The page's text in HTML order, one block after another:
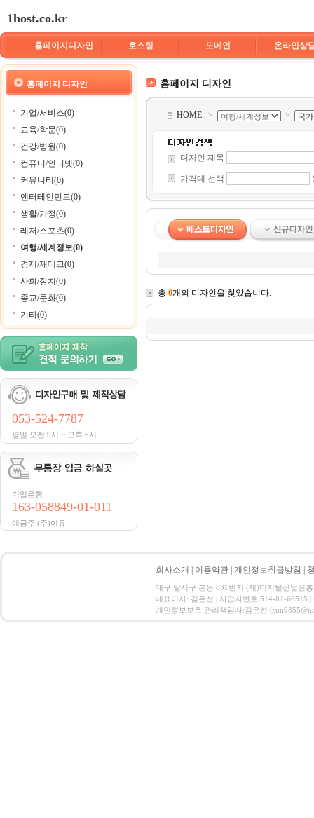
1host.co.kr
홈페이지디자인 호스팅 도메인 온라인상
홈페이지 디자인
기업/서비스(0)
교육/학문(0)
건강/병원(0)
컴퓨터/인터넷(0)
커뮤니티(0)
엔터테인먼트(0)
생활/가정(0)
레저/스포츠(0)
여행/세계정보(0)
경제/재테크(0)
사회/정치(0)
종교/문화(0)
기타(0)
053-524-7787
평일 오전 9시 ~ 오후 6시
기업은행
163-058849-01-011
예금주:(주)이튜
홈페이지 디자인
HOME > >
디자인 제목
가격대 선택
총 0개의 디자인을 찾았습니다.
회사소개 이용약관 개인정보취급방침
대구 달서구 본동 831번지 (재)디지털산업진
대표이사: 김은선 | 사업자번호 514-81-66515
개인정보보호 관리책임자:김은선